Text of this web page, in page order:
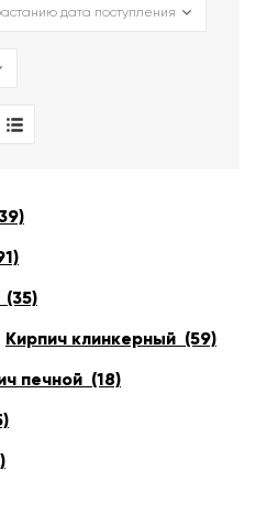
(35)
Кирпич клинкерный (59)
печной (18)